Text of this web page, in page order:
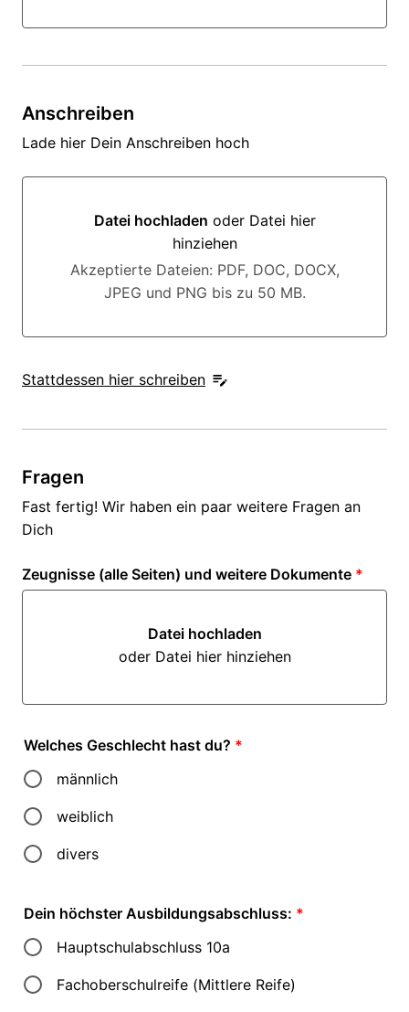
Anschreiben
Lade hier Dein Anschreiben hoch
Datei hochladen oder Datei hier
hinziehen
Datei hochladen oder Datei hier hinziehen
Akzeptierte Dateien: PDF, DOC, DOCX,
JPEG und PNG bis zu 50 MB.
Stattdessen hier schreiben
Fragen
Fast fertig! Wir haben ein paar weitere Fragen an
Dich
Zeugnisse (alle Seiten) und weitere Dokumente *
Datei hochladen
oder Datei hier hinziehen
Welches Geschlecht hast du? *
männlich
weiblich
divers
Dein höchster Ausbildungsabschluss: *
Hauptschulabschluss 10a
Fachoberschulreife (Mittlere Reife)